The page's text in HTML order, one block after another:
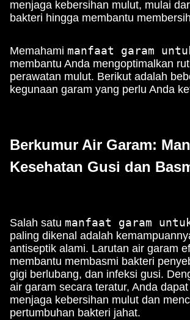
menjaga kebersihan mulut, mulai
bakteri hingga membantu
Memahami manfaat garam
membantu Anda mengoptimalkan
perawatan mulut. Berikut adalah
kegunaan garam yang perlu Anda
Berkumur Air Garam:
Kesehatan Gusi dan
Salah satu manfaat garam
paling dikenal adalah
antiseptik alami. Larutan air garam
membantu membasmi bakteri
gigi berlubang, dan infeksi gusi.
air garam secara teratur, Anda
menjaga kebersihan mulut dan
pertumbuhan bakteri jahat.